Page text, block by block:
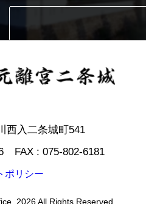
西入二条城町541
FAX :075-802-6181
ポリシー
2026 All Rights Reserved.